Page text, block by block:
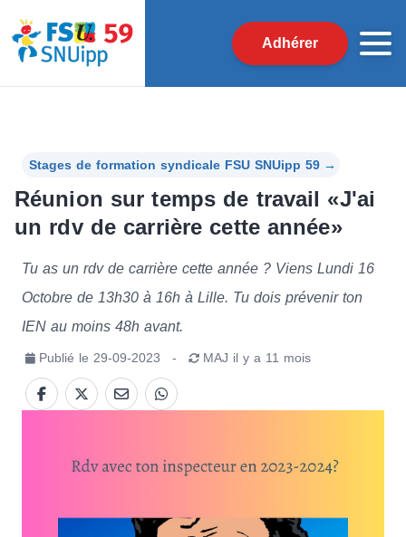
Adhérer
Stages de formation syndicale FSU SNUipp 59 →
Réunion sur temps de travail «J'ai
un rdv de carrière cette année»
Tu as un rdv de carrière cette année ? Viens Lundi 16
Octobre de 13h30 à 16h à Lille. Tu dois prévenir ton
IEN au moins 48h avant.
Publié le 29-09-2023 - MAJ il y a 11 mois